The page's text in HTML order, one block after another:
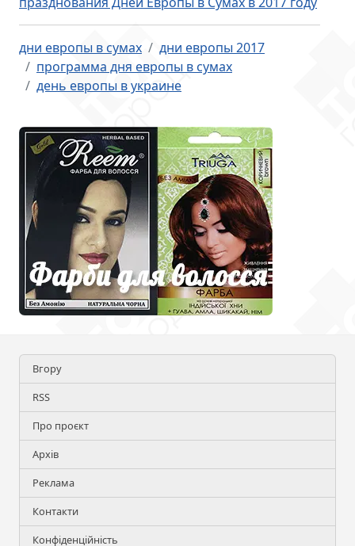
дни европы в сумах
дни европы 2017
программа дня европы в сумах
день европы в украине
Вгору
RSS
Про проєкт
Архів
Реклама
Контакти
Конфіденційність